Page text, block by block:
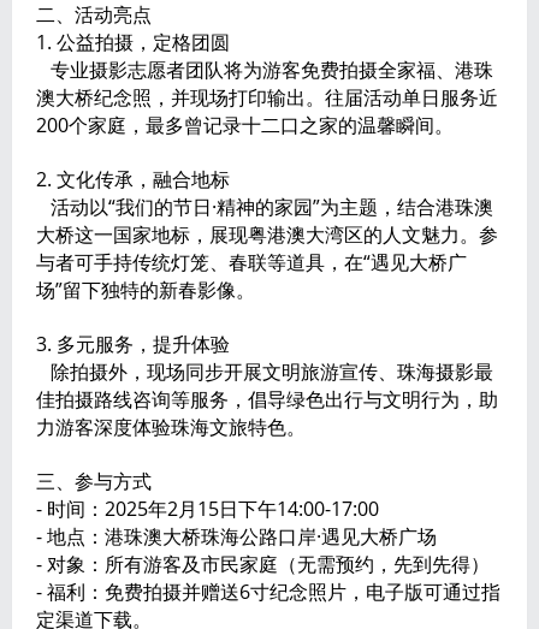
二、活动亮点
1. 公益拍摄，定格团圆
专业摄影志愿者团队将为游客免费拍摄全家福、港珠
澳大桥纪念照，并现场打印输出。往届活动单日服务近
200个家庭，最多曾记录十二口之家的温馨瞬间。
2. 文化传承，融合地标
活动以“我们的节日·精神的家园”为主题，结合港珠澳
大桥这一国家地标，展现粤港澳大湾区的人文魅力。参
与者可手持传统灯笼、春联等道具，在“遇见大桥广
场”留下独特的新春影像。
3. 多元服务，提升体验
除拍摄外，现场同步开展文明旅游宣传、珠海摄影最
佳拍摄路线咨询等服务，倡导绿色出行与文明行为，助
力游客深度体验珠海文旅特色。
三、参与方式
- 时间：2025年2月15日下午14:00-17:00
- 地点：港珠澳大桥珠海公路口岸·遇见大桥广场
- 对象：所有游客及市民家庭（无需预约，先到先得）
- 福利：免费拍摄并赠送6寸纪念照片，电子版可通过指
定渠道下载。